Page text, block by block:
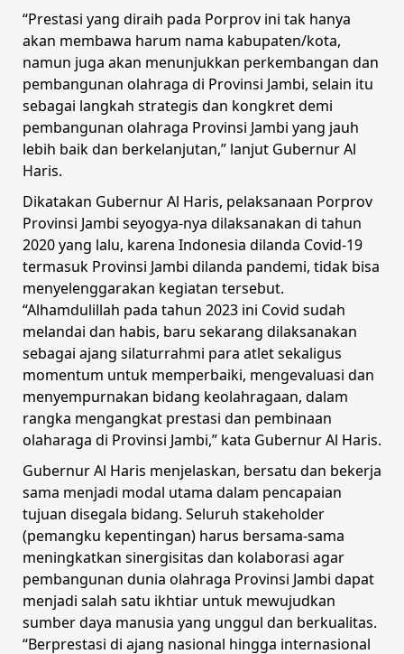
“Prestasi yang diraih pada Porprov ini tak hanya
akan membawa harum nama kabupaten/kota,
namun juga akan menunjukkan perkembangan dan
pembangunan olahraga di Provinsi Jambi, selain itu
sebagai langkah strategis dan kongkret demi
pembangunan olahraga Provinsi Jambi yang jauh
lebih baik dan berkelanjutan,” lanjut Gubernur Al
Haris.
Dikatakan Gubernur Al Haris, pelaksanaan Porprov
Provinsi Jambi seyogya-nya dilaksanakan di tahun
2020 yang lalu, karena Indonesia dilanda Covid-19
termasuk Provinsi Jambi dilanda pandemi, tidak bisa
menyelenggarakan kegiatan tersebut.
“Alhamdulillah pada tahun 2023 ini Covid sudah
melandai dan habis, baru sekarang dilaksanakan
sebagai ajang silaturrahmi para atlet sekaligus
momentum untuk memperbaiki, mengevaluasi dan
menyempurnakan bidang keolahragaan, dalam
rangka mengangkat prestasi dan pembinaan
olaharaga di Provinsi Jambi,” kata Gubernur Al Haris.
Gubernur Al Haris menjelaskan, bersatu dan bekerja
sama menjadi modal utama dalam pencapaian
tujuan disegala bidang. Seluruh stakeholder
(pemangku kepentingan) harus bersama-sama
meningkatkan sinergisitas dan kolaborasi agar
pembangunan dunia olahraga Provinsi Jambi dapat
menjadi salah satu ikhtiar untuk mewujudkan
sumber daya manusia yang unggul dan berkualitas.
“Berprestasi di ajang nasional hingga internasional